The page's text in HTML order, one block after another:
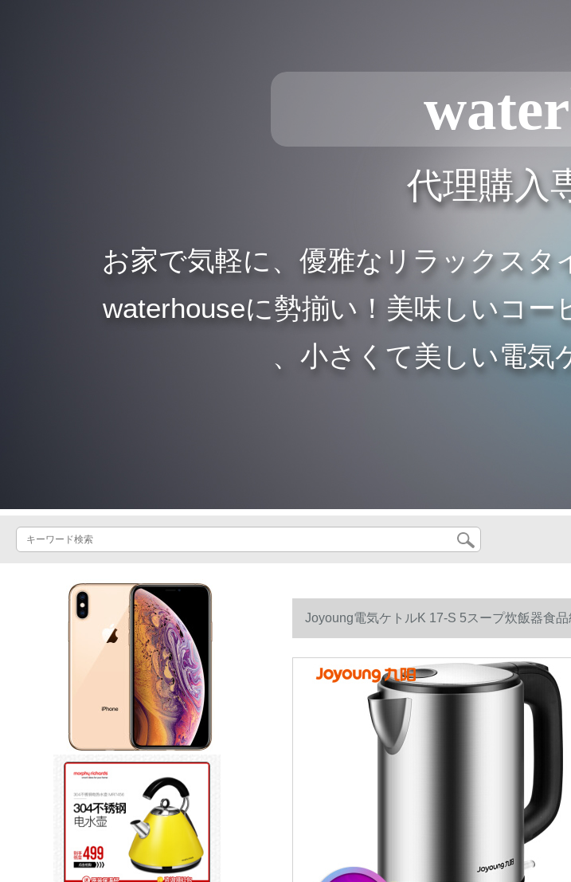
代理購入
お家で気軽に、優雅なリラックス
waterhouseに勢揃い！美味しいコ
、小さくて美しい電気
Joyoung電気ケトルK 17-S 5スープ炊飯器食